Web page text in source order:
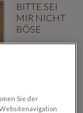
BITTE SEI
MIR NICHT
BÖSE
27.10 EUR
Sie der